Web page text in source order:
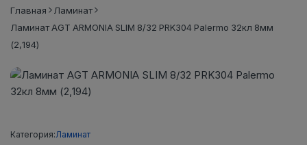
Главная
Ламинат
Ламинат AGT ARMONIA SLIM 8/32 PRK304 Palermo 32кл 8мм
(2,194)
Категория:Ламинат